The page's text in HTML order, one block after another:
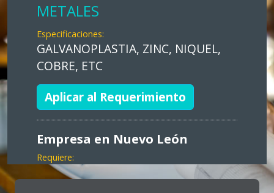
METALES
Especificaciones:
GALVANOPLASTIA, ZINC, NIQUEL,
COBRE, ETC
Aplicar al Requerimiento
Empresa en Nuevo León
Requiere:
MARKETING